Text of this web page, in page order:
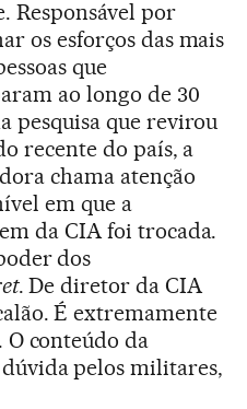
Responsável por
os esforços das mais
que
ao longo de 30
pesquisa que revirou
recente do país, a
chama atenção
em que a
da CIA foi trocada.
dos
. De diretor da CIA
É extremamente
conteúdo da
pelos militares,